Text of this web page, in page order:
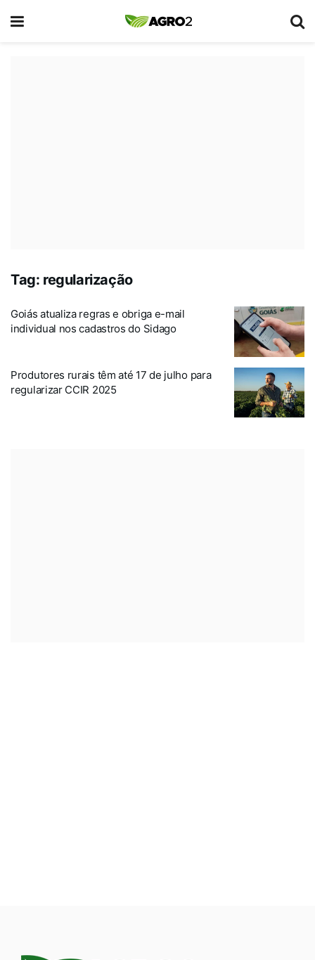
Tag: regularização
Goiás atualiza regras e obriga e-mail
individual nos cadastros do Sidago
Produtores rurais têm até 17 de julho para
regularizar CCIR 2025